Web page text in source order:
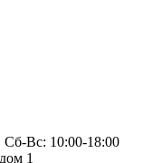
Вс: 10:00-18:00
1